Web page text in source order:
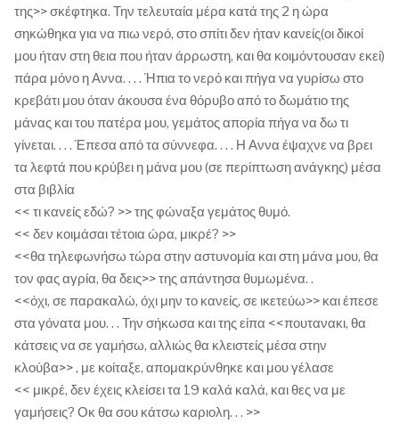
της>> σκέφτηκα. Την τελευταία μέρα κατά της 2 η ώρα
σηκώθηκα για να πιω νερό, στο σπίτι δεν ήταν κανείς(οι δικοί
μου ήταν στη θεια που ήταν άρρωστη, και θα κοιμόντουσαν εκεί)
πάρα μόνο η Αννα. . . . Ήπια το νερό και πήγα να γυρίσω στο
κρεβάτι μου όταν άκουσα ένα θόρυβο από το δωμάτιο της
μάνας και του πατέρα μου, γεμάτος απορία πήγα να δω τι
γίνεται. . . . Έπεσα από τα σύννεφα. . . . Η Αννα έψαχνε να βρει
τα λεφτά που κρύβει η μάνα μου (σε περίπτωση ανάγκης) μέσα
στα βιβλία
<< τι κανείς εδώ? >> της φώναξα γεμάτος θυμό.
<< δεν κοιμάσαι τέτοια ώρα, μικρέ? >>
<<θα τηλεφωνήσω τώρα στην αστυνομία και στη μάνα μου, θα
τον φας αγρία, θα δεις>> της απάντησα θυμωμένα. .
<<όχι, σε παρακαλώ, όχι μην το κανείς, σε ικετεύω>> και έπεσε
στα γόνατα μου. . . Την σήκωσα και της είπα <<πουτανακι, θα
κάτσεις να σε γαμήσω, αλλιώς θα κλειστείς μέσα στην
κλούβα>> , με κοίταξε, απομακρύνθηκε και μου γέλασε
<< μικρέ, δεν έχεις κλείσει τα 19 καλά καλά, και θες να με
γαμήσεις? Οκ θα σου κάτσω καριολη. . . >>